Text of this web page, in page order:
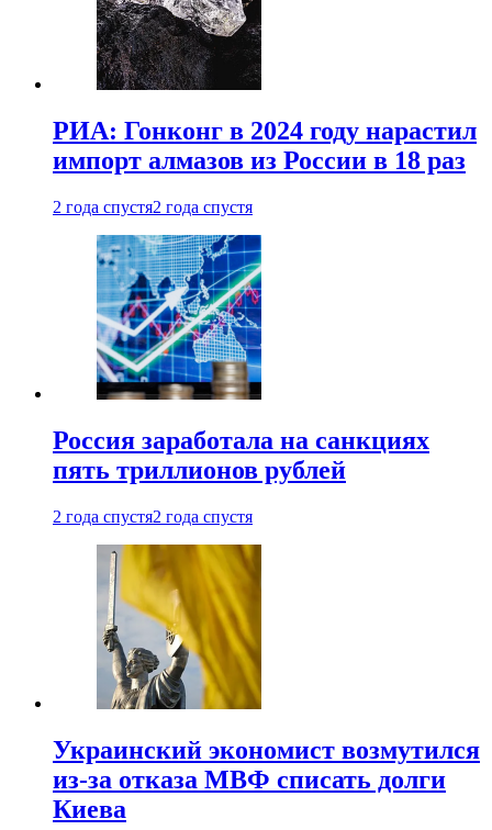
РИА: Гонконг в 2024 году нарастил
импорт алмазов из России в 18 раз
2 года спустя2 года спустя
Россия заработала на санкциях
пять триллионов рублей
2 года спустя2 года спустя
Украинский экономист возмутился
из-за отказа МВФ списать долги
Киева